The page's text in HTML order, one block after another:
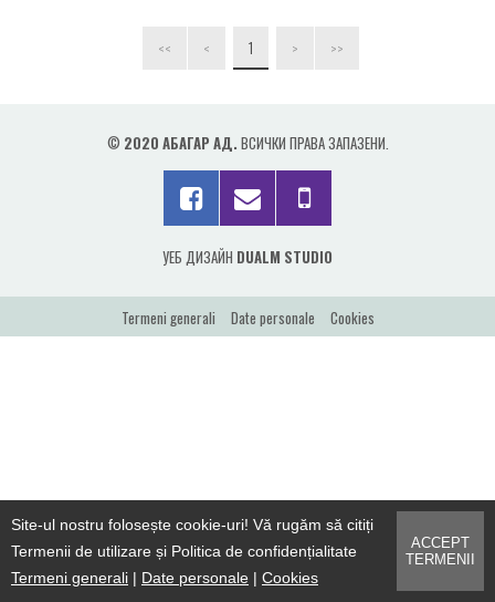
Site-ul nostru folosește cookie-uri! Vă rugăm să citiți
Termenii de utilizare și Politica de confidențialitate
Termeni generali | Date personale | Cookies
ACCEPT
TERMENII
CĂRŢI
CONTACT
<< < 1 > >>
© 2020 АБАГАР АД. ВСИЧКИ ПРАВА ЗАПАЗЕНИ.
УЕБ ДИЗАЙН DUALM STUDIO
Termeni generali Date personale Cookies